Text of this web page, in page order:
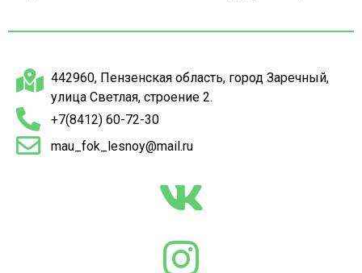
442960, Пензенская область, город Заречный,
улица Светлая, строение 2.
+7(8412) 60-72-30
mau_fok_lesnoy@mail.ru